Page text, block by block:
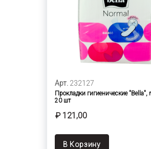
Арт. 232127
Прокладки гигиенические "Bella",
20 шт
₽ 121,00
В Корзину